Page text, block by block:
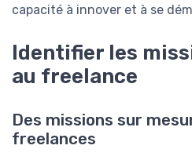
capacité à innover et à se
Identifier les
au freelance
Des missions sur
freelances